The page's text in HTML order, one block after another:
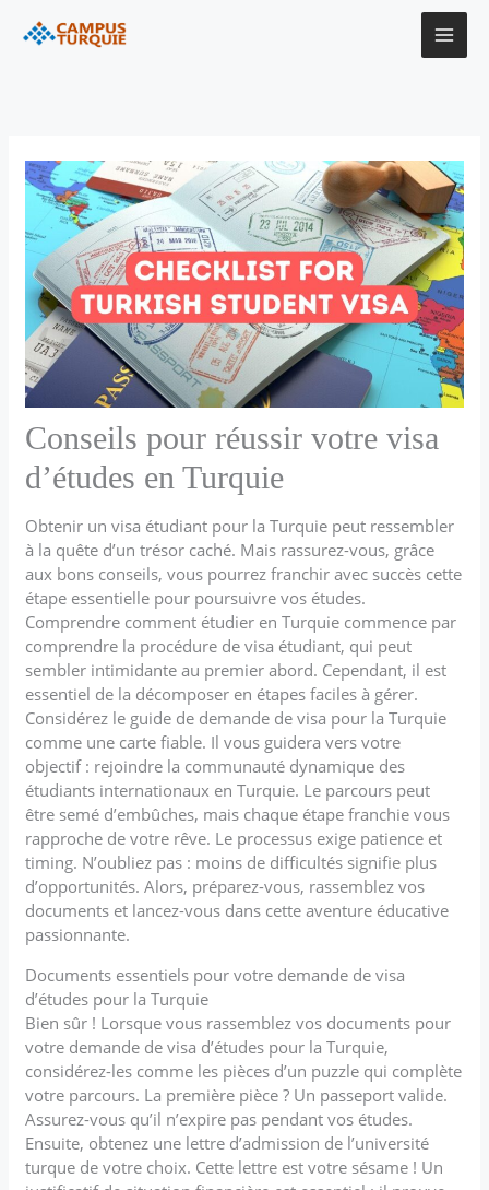
Conseils pour réussir votre visa
d’études en Turquie
Obtenir un visa étudiant pour la Turquie peut ressembler
à la quête d’un trésor caché. Mais rassurez-vous, grâce
aux bons conseils, vous pourrez franchir avec succès cette
étape essentielle pour poursuivre vos études.
Comprendre comment étudier en Turquie commence par
comprendre la procédure de visa étudiant, qui peut
sembler intimidante au premier abord. Cependant, il est
essentiel de la décomposer en étapes faciles à gérer.
Considérez le guide de demande de visa pour la Turquie
comme une carte fiable. Il vous guidera vers votre
objectif : rejoindre la communauté dynamique des
étudiants internationaux en Turquie. Le parcours peut
être semé d’embûches, mais chaque étape franchie vous
rapproche de votre rêve. Le processus exige patience et
timing. N’oubliez pas : moins de difficultés signifie plus
d’opportunités. Alors, préparez-vous, rassemblez vos
documents et lancez-vous dans cette aventure éducative
passionnante.
Documents essentiels pour votre demande de visa
d’études pour la Turquie
Bien sûr ! Lorsque vous rassemblez vos documents pour
votre demande de visa d’études pour la Turquie,
considérez-les comme les pièces d’un puzzle qui complète
votre parcours. La première pièce ? Un passeport valide.
Assurez-vous qu’il n’expire pas pendant vos études.
Ensuite, obtenez une lettre d’admission de l’université
turque de votre choix. Cette lettre est votre sésame ! Un